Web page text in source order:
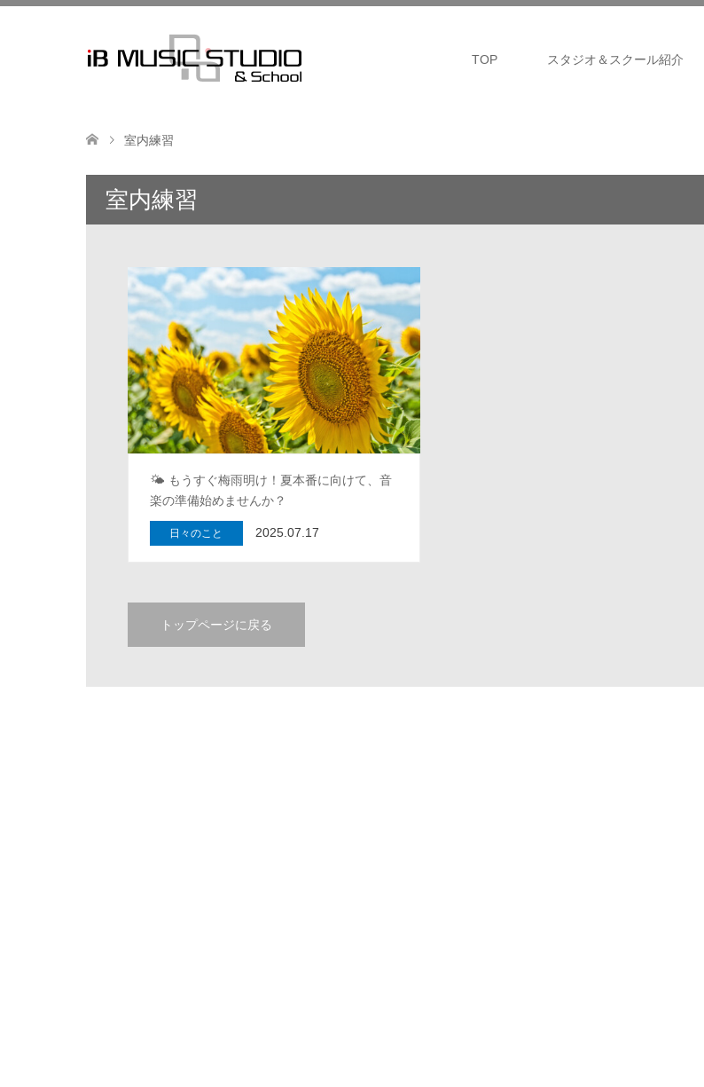
TOP スタジオ＆スクール紹介
室内練習
室内練習
🌤 もうすぐ梅雨明け！夏本番に向けて、音
楽の準備始めませんか？
日々のこと 2025.07.17
トップページに戻る